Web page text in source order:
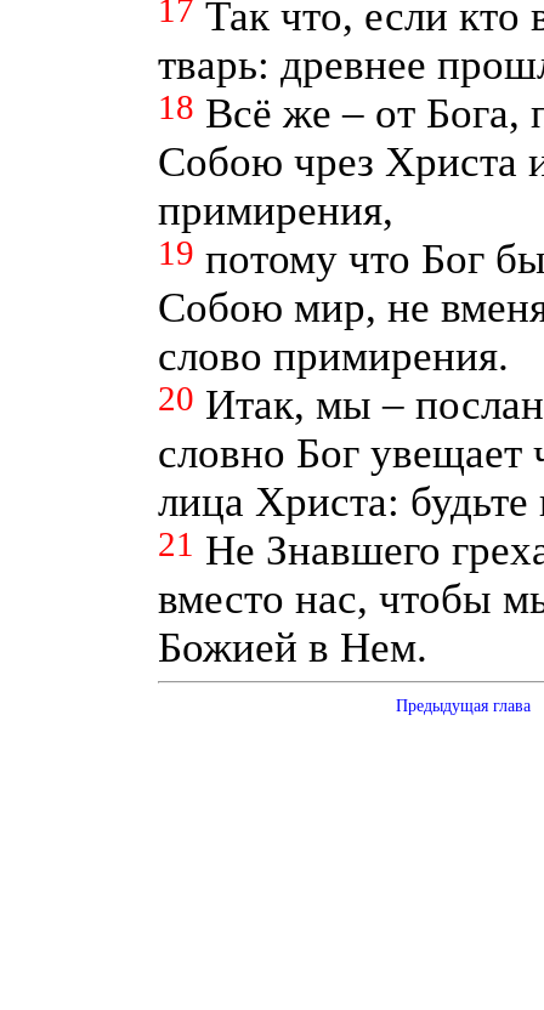
17 Так что, если кто
тварь: древнее
18 Всё же – от Бога,
Собою чрез Христа
примирения,
19 потому что Бог
Собою мир, не
слово примирения.
20 Итак, мы –
словно Бог
лица Христа:
21 Не Знавшего
вместо нас, чтобы
Божией в Нем.
Предыдущая глава